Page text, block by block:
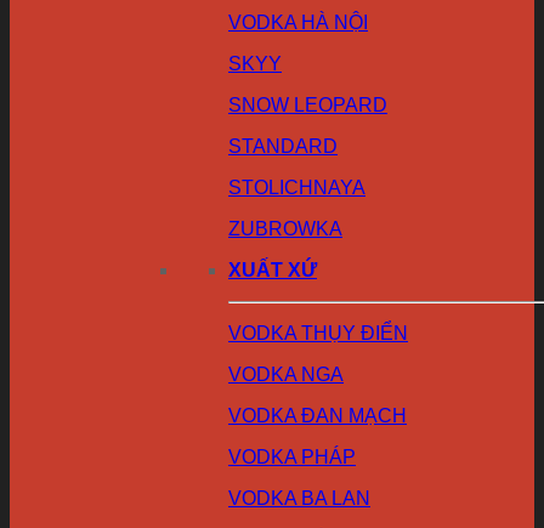
VODKA HÀ NỘI
SKYY
SNOW LEOPARD
STANDARD
STOLICHNAYA
ZUBROWKA
XUẤT XỨ
VODKA THỤY ĐIỂN
VODKA NGA
VODKA ĐAN MẠCH
VODKA PHÁP
VODKA BA LAN